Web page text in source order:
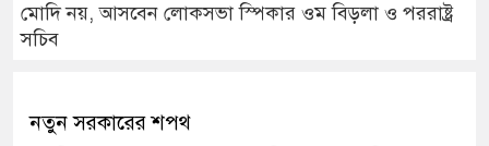
মোদি নয়, আসবেন লোকসভা স্পিকার ওম বিড়লা ও পররাষ্ট্র
সচিব
নতুন সরকারের শপথ